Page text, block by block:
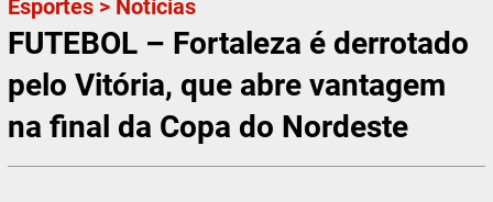
Esportes > Notícias
FUTEBOL – Fortaleza é derrotado
pelo Vitória, que abre vantagem
na final da Copa do Nordeste